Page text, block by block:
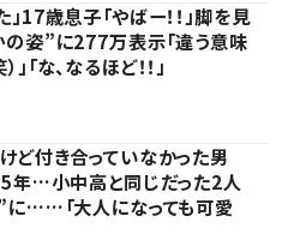
17歳息子「やばー！！」脚を見
姿”に277万表示「違う意味
「な、なるほど！！」
けど付き合っていなかった男
年…小中高と同じだった2人
……「大人になっても可愛